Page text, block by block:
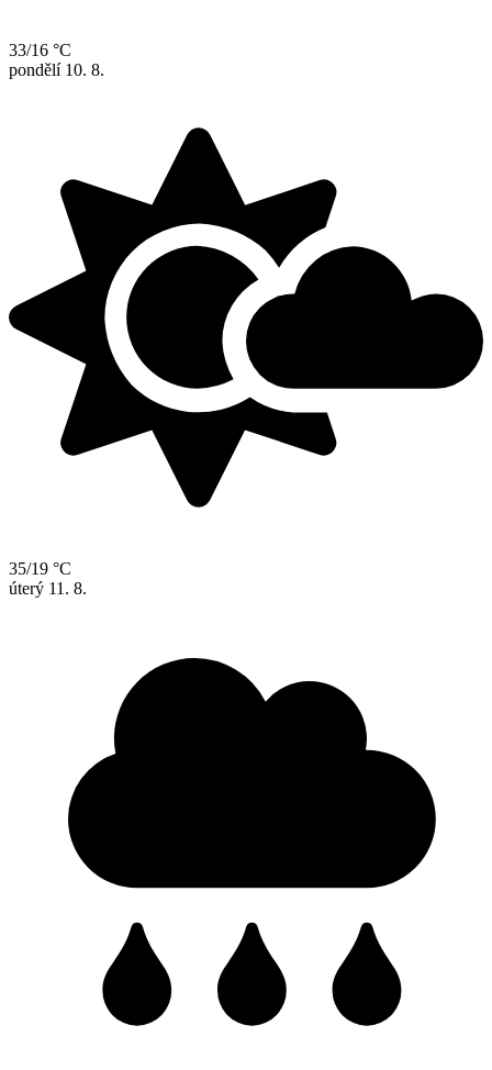
33/16 °C
pondělí 10. 8.
35/19 °C
úterý 11. 8.